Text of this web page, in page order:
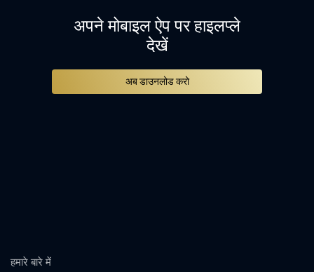
अपने मोबाइल ऐप पर हाइलप्ले
देखें
अब डाउनलोड करो
हमारे बारे में